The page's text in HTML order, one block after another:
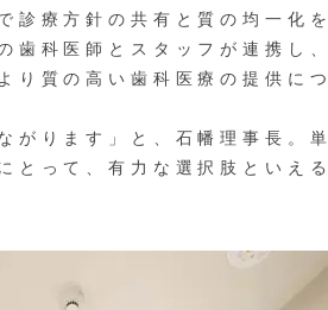
診療方針の共有と質の均一化を
歯科医師とスタッフが連携し、
り質の高い歯科医療の提供につ
がります」と、石幡理事長。単
とって、有力な選択肢といえる